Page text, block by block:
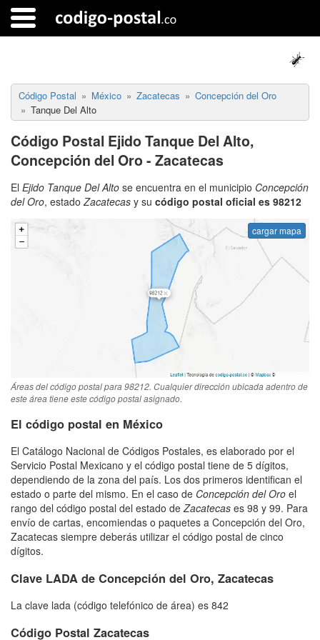
Código Postal México Zacatecas
Concepción del Oro
Tanque Del Alto
Código Postal Ejido Tanque Del Alto,
Concepción del Oro - Zacatecas
El Ejido Tanque Del Alto se encuentra en el municipio Concepción
del Oro, estado Zacatecas y su código postal oficial es 98212
cargar mapa
Áreas del código postal para 98212. Cualquier dirección ubicada adentro de
este área tiene este código postal asignado.
El código postal en México
El Catálogo Nacional de Códigos Postales, es elaborado por el
Servicio Postal Mexicano y el código postal tiene de 5 dígitos,
dependiendo de la zona del país. Los dos primeros identifican el
estado o parte del mismo. En el caso de Concepción del Oro el
rango del código postal del estado deZacatecas es 98 y 99. Para
envío de cartas, encomiendas o paquetes a Concepción del Oro,
Zacatecas siempre deberás utilizar el código postal de cinco
dígitos.
Clave LADA de Concepción del Oro, Zacatecas
La clave lada (código telefónico de área) es 842
Código Postal Zacatecas